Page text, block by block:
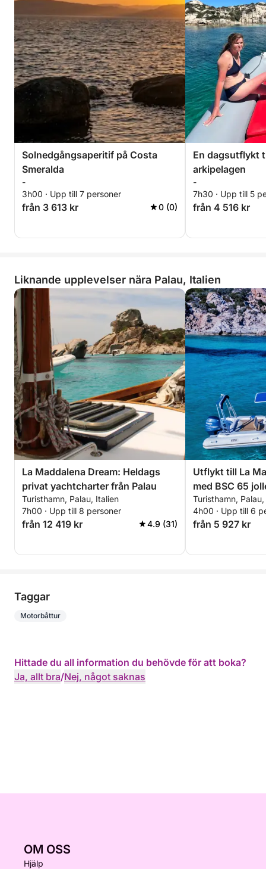
Solnedgångsaperitif på Costa
Smeralda
-
3h00 · Upp till 7 personer
från 3 613 kr 0 (0)
En dagsutflykt
arkipelagen
-
7h30 · Upp till 5
från 4 516 kr
Liknande upplevelser nära Palau, Italien
La Maddalena Dream: Heldags
privat yachtcharter från Palau
Turisthamn, Palau, Italien
7h00 · Upp till 8 personer
från 12 419 kr 4.9 (31)
Utflykt till La
med BSC 65
(halvdag, 4
Turisthamn,
4h00 · Upp till 6
från 5 927 kr
Taggar
Motorbåttur
Hittade du all information du behövde för att boka?
Ja, allt bra/Nej, något saknas
OM OSS
Hjälp